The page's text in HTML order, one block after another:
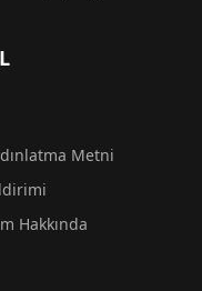
Metni
Hakkında